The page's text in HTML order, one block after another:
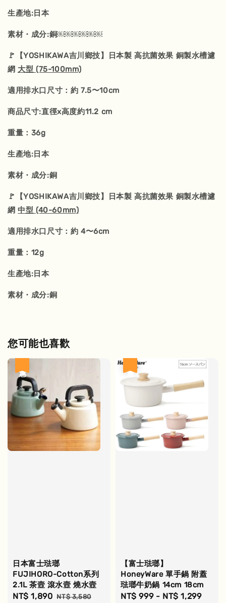
生產地:日本
素材・成分:銅￼￼￼￼￼￼
🚩【YOSHIKAWA吉川鄉技】日本製 高抗菌效果 銅製水槽濾
網 大型 (75-100mm)
適用排水口尺寸：約 7.5〜10cm
商品尺寸:直徑x高度約11.2 cm
重量：36g
生產地:日本
素材・成分:銅
🚩【YOSHIKAWA吉川鄉技】日本製 高抗菌效果 銅製水槽濾
網中型 (40-60mm)
適用排水口尺寸：約 4〜6cm
重量：12g
生產地:日本
素材・成分:銅
您可能也喜歡
日本富士琺瑯
FUJIHORO-Cotton系列
2.1L 茶壼 滾水壼 燒水壼
Sale
NT$ 1,890 Regular
NT$ 3,580
【富士琺瑯】
HoneyWare 單手鍋 附蓋
琺瑯牛奶鍋 14cm 18cm
Sale
NT$ 999- NT$ 1,299